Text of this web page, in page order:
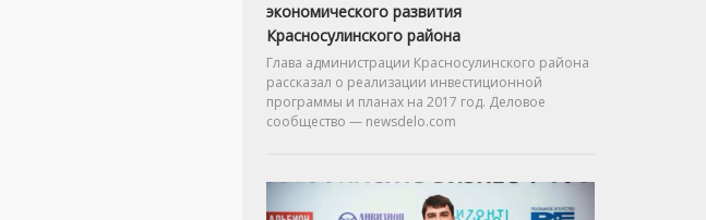
экономического развития
Красносулинского района
Глава администрации Красносулинского района
рассказал о реализации инвестиционной
программы и планах на 2017 год. Деловое
сообщество — newsdelo.com